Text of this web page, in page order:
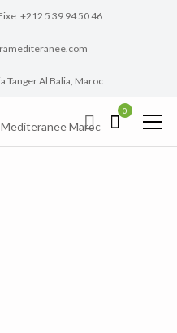
:+212 5 39 94 50 46
Tanger Al Balia, Maroc
0